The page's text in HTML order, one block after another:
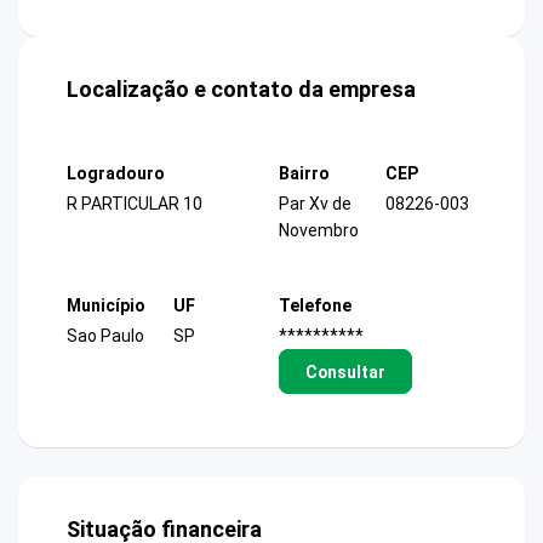
Localização e contato da empresa
Logradouro
R PARTICULAR 10
Bairro
Par Xv de
Novembro
CEP
08226-003
Município
Sao Paulo
UF
SP
Telefone
**********
Consultar
Situação financeira